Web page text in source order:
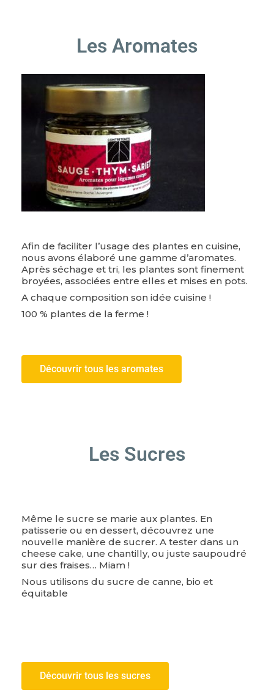
Les Aromates
Afin de faciliter l’usage des plantes en cuisine,
nous avons élaboré une gamme d’aromates.
Après séchage et tri, les plantes sont finement
broyées, associées entre elles et mises en pots.
A chaque composition son idée cuisine !
100 % plantes de la ferme !
Découvrir tous les aromates
Les Sucres
Même le sucre se marie aux plantes. En
patisserie ou en dessert, découvrez une
nouvelle manière de sucrer. A tester dans un
cheese cake, une chantilly, ou juste saupoudré
sur des fraises… Miam !
Nous utilisons du sucre de canne, bio et
équitable
Découvrir tous les sucres